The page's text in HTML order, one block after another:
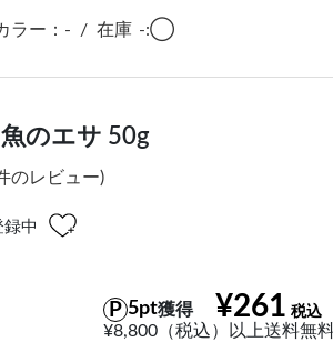
ラー：- / 在庫 -:◯
のエサ 50g
のレビュー)
録中
¥261
5pt獲得
¥8,800（税込）以上送料無